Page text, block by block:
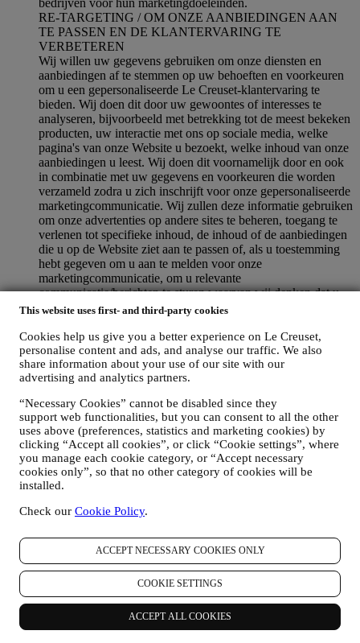
This website uses first- and third-party cookies
Cookies help us give you a better experience on Le Creuset,
personalise content and ads, and analyse our traffic. We also
share information about your use of our site with our
advertising and analytics partners.
“Necessary Cookies” cannot be disabled since they
support web functionalities, but you can consent to all the other
uses above (preferences, statistics and marketing cookies) by
clicking “Accept all cookies”, or click “Cookie settings”, where
you manage each cookie category, or “Accept necessary
cookies only”, so that no other category of cookies will be
installed.
Check our Cookie Policy.
ACCEPT NECESSARY COOKIES ONLY
COOKIE SETTINGS
ACCEPT ALL COOKIES
RE-TARGETING / OM ONZE AANBIEDINGEN AAN
TE PASSEN EN DE KLANTERVARING TE
VERBETEREN
Wij willen uw gegevens gebruiken om onze diensten en
aanbiedingen af te stemmen op uw behoeften en voorkeuren
om u een gepersonaliseerde Le Creuset-klantervaring te
bieden. Wij doen dit door uw gewoontes of interesses te
analyseren, bijvoorbeeld met betrekking tot de meest bekeken
producten, uw interactie met ons op sociale media, welke
pagina's van onze Website u bezoekt, welke inhoud van onze
aanbiedingen u leest. Wij doen dit voornamelijk door en ook
in combinatie met uw gegevens en voorkeuren die worden
verzameld zodra u zich inschrijft voor onze gepersonaliseerde
marketingcommunicatie. Wij zullen deze informatie gebruiken
om onze advertenties op andere sites te beheren, toegang te
verlenen tot specifieke inhoud, de inhoud of de aanbiedingen
die u op de Website ziet aan te passen of, als u toestemming
hebt gegeven om u aan te melden voor onze
marketingcommunicatie, om u relevante
communicatie/berichten te sturen waarvan wij denken dat u
die leuk vindt. Er zullen geen andere gevolgen zijn. Het
niet wilt dat deze informatie wordt gebruikt om u op uw
interesse gebaseerde advertenties, inhoud of communicatie te
sturen, kunt u het gebruik van de informatie over uw online-
acties beperken door uw cookie-instellingen te beheren
voor het gebruik van de Website). Let op: dit betekent niet dat
u geen advertenties, aanbiedingen of communicatie meer
ontvangt. U blijft algemene advertenties, aanbiedingen of
communicatie ontvangen. Voor meer informatie over hoe wij
cookies gebruiken en hoe u ze kunt verwijderen, raadpleegt u
onsCookiebeleid
Als u een van onze producten hebt gekocht, kunnen wij u een
Wij zijn geïnteresseerd in productbeoordelingen van onze
klanten (als zij dergelijke informatie willen verstrekken) om
onze producten en diensten voortdurend te verbeteren. Aan
het einde van het aankoopproces kunnen wij u ook uitnodigen
om uw productbeoordeling te schrijven. De beoordeling is
niet verplicht, en u bent vrij om deze al dan niet in te dienen.